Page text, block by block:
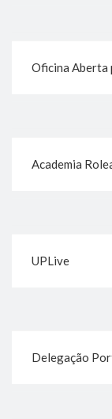
Oficina Aberta
Academia
UPLive
Delegação